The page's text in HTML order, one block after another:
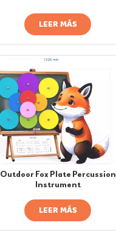
LEER MÁS
Outdoor Fox Plate Percussion
Instrument
LEER MÁS